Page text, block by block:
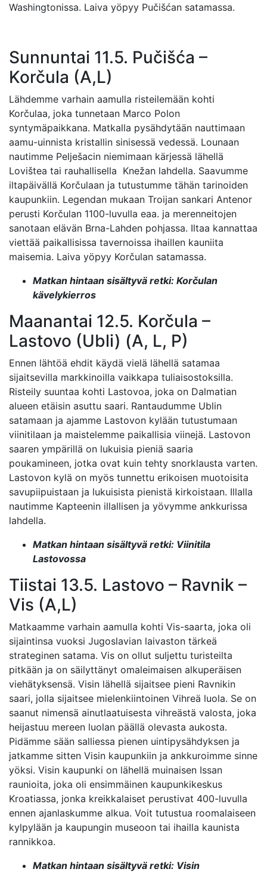
Washingtonissa. Laiva yöpyy Pučišćan satamassa.
Sunnuntai 11.5. Pučišća –
Korčula (A,L)
Lähdemme varhain aamulla risteilemään kohti
Korčulaa, joka tunnetaan Marco Polon
syntymäpaikkana. Matkalla pysähdytään nauttimaan
aamu-uinnista kristallin sinisessä vedessä. Lounaan
nautimme Pelješacin niemimaan kärjessä lähellä
Lovištea tai rauhallisella Knežan lahdella. Saavumme
iltapäivällä Korčulaan ja tutustumme tähän tarinoiden
kaupunkiin. Legendan mukaan Troijan sankari Antenor
perusti Korčulan 1100-luvulla eaa. ja merenneitojen
sanotaan elävän Brna-Lahden pohjassa. Iltaa kannattaa
viettää paikallisissa tavernoissa ihaillen kauniita
maisemia. Laiva yöpyy Korčulan satamassa.
Matkan hintaan sisältyvä retki: Korčulan
kävelykierros
Maanantai 12.5. Korčula –
Lastovo (Ubli) (A, L, P)
Ennen lähtöä ehdit käydä vielä lähellä satamaa
sijaitsevilla markkinoilla vaikkapa tuliaisostoksilla.
Risteily suuntaa kohti Lastovoa, joka on Dalmatian
alueen etäisin asuttu saari. Rantaudumme Ublin
satamaan ja ajamme Lastovon kylään tutustumaan
viinitilaan ja maistelemme paikallisia viinejä. Lastovon
saaren ympärillä on lukuisia pieniä saaria
poukamineen, jotka ovat kuin tehty snorklausta varten.
Lastovon kylä on myös tunnettu erikoisen muotoisita
savupiipuistaan ja lukuisista pienistä kirkoistaan. Illalla
nautimme Kapteenin illallisen ja yövymme ankkurissa
lahdella.
Matkan hintaan sisältyvä retki: Viinitila
Lastovossa
Tiistai 13.5. Lastovo – Ravnik –
Vis (A,L)
Matkaamme varhain aamulla kohti Vis-saarta, joka oli
sijaintinsa vuoksi Jugoslavian laivaston tärkeä
strateginen satama. Vis on ollut suljettu turisteilta
pitkään ja on säilyttänyt omaleimaisen alkuperäisen
viehätyksensä. Visin lähellä sijaitsee pieni Ravnikin
saari, jolla sijaitsee mielenkiintoinen Vihreä luola. Se on
saanut nimensä ainutlaatuisesta vihreästä valosta, joka
heijastuu mereen luolan päällä olevasta aukosta.
Pidämme sään salliessa pienen uintipysähdyksen ja
jatkamme sitten Visin kaupunkiin ja ankkuroimme sinne
yöksi. Visin kaupunki on lähellä muinaisen Issan
raunioita, joka oli ensimmäinen kaupunkikeskus
Kroatiassa, jonka kreikkalaiset perustivat 400-luvulla
ennen ajanlaskumme alkua. Voit tutustua roomalaiseen
kylpylään ja kaupungin museoon tai ihailla kaunista
rannikkoa.
Matkan hintaan sisältyvä retki: Visin